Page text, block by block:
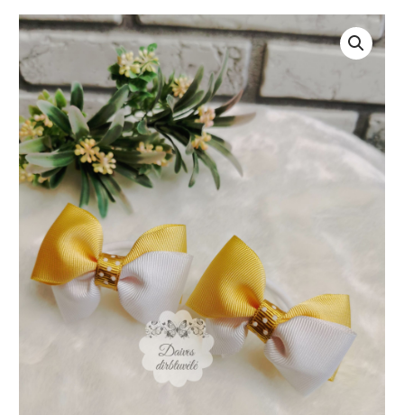
produkto
kiekis:
Gumytės
plaukams
"Geltonai
baltas
kaspinukas"